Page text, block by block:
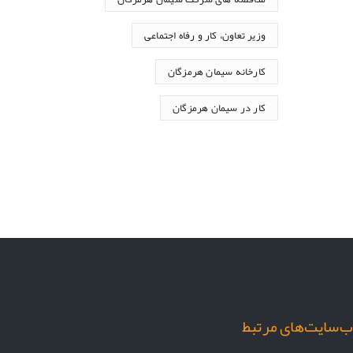
وزیر تعاون، کار و رفاه اجتماعی
کارخانه سیمان هرمزگان
کار در سیمان هرمزگان
مرتبط